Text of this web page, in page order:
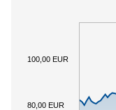
80,00 EUR
100,00 EUR